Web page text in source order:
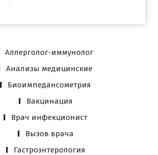
Аллерголог-иммунолог
Анализы медицинские
Биоимпедансометрия
Вакцинация
Врач инфекционист
Вызов врача
Гастроэнтерология